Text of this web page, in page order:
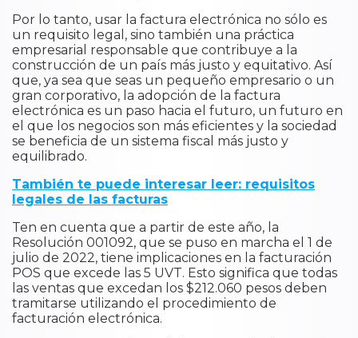
Por lo tanto, usar la factura electrónica no sólo es
un requisito legal, sino también una práctica
empresarial responsable que contribuye a la
construcción de un país más justo y equitativo. Así
que, ya sea que seas un pequeño empresario o un
gran corporativo, la adopción de la factura
electrónica es un paso hacia el futuro, un futuro en
el que los negocios son más eficientes y la sociedad
se beneficia de un sistema fiscal más justo y
equilibrado.
También te puede interesar leer: requisitos
legales de las facturas
Ten en cuenta que a partir de este año, la
Resolución 001092, que se puso en marcha el 1 de
julio de 2022, tiene implicaciones en la facturación
POS que excede las 5 UVT. Esto significa que todas
las ventas que excedan los $212.060 pesos deben
tramitarse utilizando el procedimiento de
facturación electrónica.